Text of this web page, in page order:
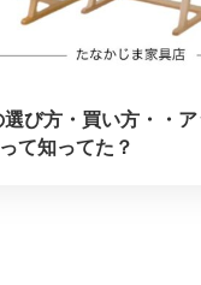
び方・買い方・・
て知ってた？